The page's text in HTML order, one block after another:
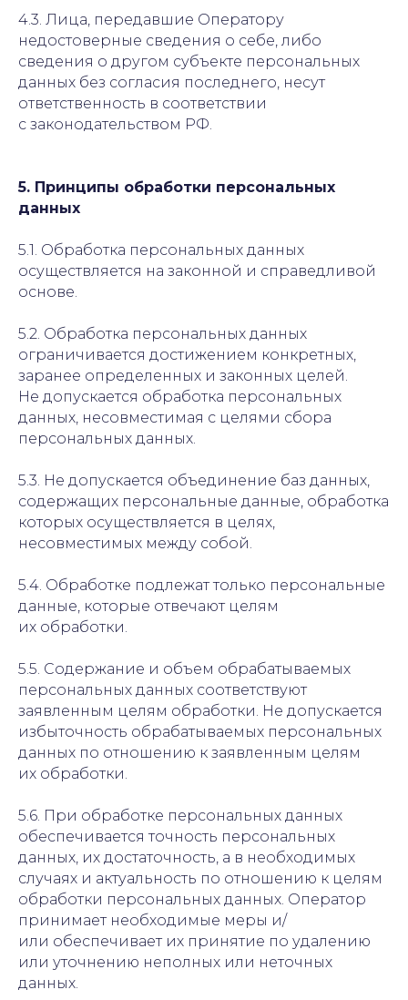
4.3. Лица, передавшие Оператору
недостоверные сведения о себе, либо
сведения о другом субъекте персональных
данных без согласия последнего, несут
ответственность в соответствии
с законодательством РФ.
5. Принципы обработки персональных
данных
5.1. Обработка персональных данных
осуществляется на законной и справедливой
основе.
5.2. Обработка персональных данных
ограничивается достижением конкретных,
заранее определенных и законных целей.
Не допускается обработка персональных
данных, несовместимая с целями сбора
персональных данных.
5.3. Не допускается объединение баз данных,
содержащих персональные данные, обработка
которых осуществляется в целях,
несовместимых между собой.
5.4. Обработке подлежат только персональные
данные, которые отвечают целям
их обработки.
5.5. Содержание и объем обрабатываемых
персональных данных соответствуют
заявленным целям обработки. Не допускается
избыточность обрабатываемых персональных
данных по отношению к заявленным целям
их обработки.
5.6. При обработке персональных данных
обеспечивается точность персональных
данных, их достаточность, а в необходимых
случаях и актуальность по отношению к целям
обработки персональных данных. Оператор
принимает необходимые меры и/
или обеспечивает их принятие по удалению
или уточнению неполных или неточных
данных.